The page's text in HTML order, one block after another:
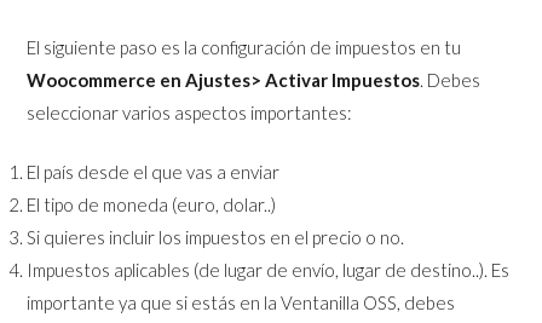
El siguiente paso es la configuración de impuestos en tu
Woocommerce en Ajustes> Activar Impuestos. Debes
seleccionar varios aspectos importantes:
El país desde el que vas a enviar
El tipo de moneda (euro, dolar..)
Si quieres incluir los impuestos en el precio o no.
Impuestos aplicables (de lugar de envío, lugar de destino..). Es
importante ya que si estás en la Ventanilla OSS, debes